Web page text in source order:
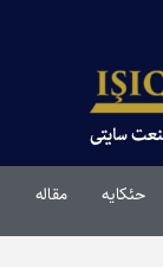
حئکایه مقاله‌